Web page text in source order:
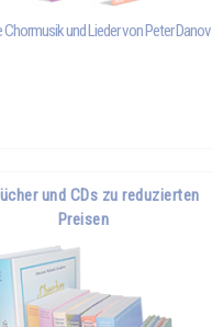
und Lieder von Peter Danov
und CDs zu reduzierten
Preisen